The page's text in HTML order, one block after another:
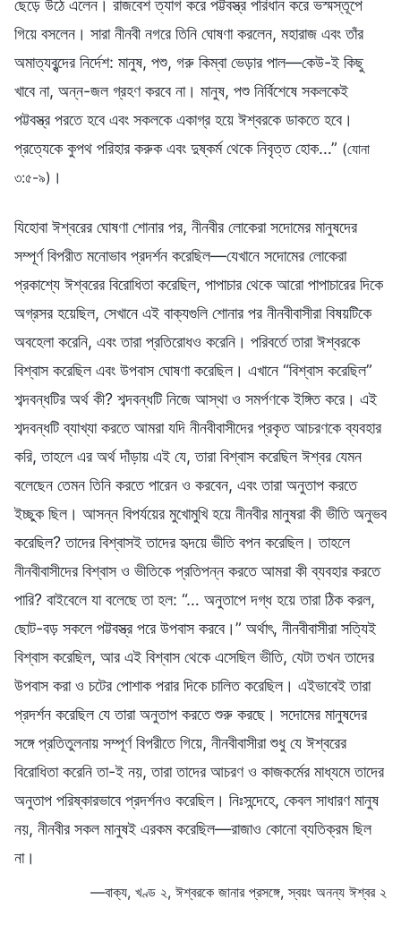
ছেড়ে উঠে এলেন। রাজবেশ ত্যাগ করে পট্টবস্ত্র পরিধান করে ভস্মস্তূপে
গিয়ে বসলেন। সারা নীনবী নগরে তিনি ঘোষণা করলেন, মহারাজ এবং তাঁর
অমাত্যবৃন্দের নির্দেশ: মানুষ, পশু, গরু কিম্বা ভেড়ার পাল—কেউ-ই কিছু
খাবে না, অন্ন-জল গ্রহণ করবে না। মানুষ, পশু নির্বিশেষে সকলকেই
পট্টবস্ত্র পরতে হবে এবং সকলকে একাগ্র হয়ে ঈশ্বরকে ডাকতে হবে।
প্রত্যেকে কুপথ পরিহার করুক এবং দুষ্কর্ম থেকে নিবৃত্ত হোক…” (যোনা
৩:৫-৯) ।
যিহোবা ঈশ্বরের ঘোষণা শোনার পর, নীনবীর লোকেরা সদোমের মানুষদের
সম্পূর্ণ বিপরীত মনোভাব প্রদর্শন করেছিল—যেখানে সদোমের লোকেরা
প্রকাশ্যে ঈশ্বরের বিরোধিতা করেছিল, পাপাচার থেকে আরো পাপাচারের দিকে
অগ্রসর হয়েছিল, সেখানে এই বাক্যগুলি শোনার পর নীনবীবাসীরা বিষয়টিকে
অবহেলা করেনি, এবং তারা প্রতিরোধও করেনি। পরিবর্তে তারা ঈশ্বরকে
বিশ্বাস করেছিল এবং উপবাস ঘোষণা করেছিল। এখানে “বিশ্বাস করেছিল”
শব্দবন্ধটির অর্থ কী? শব্দবন্ধটি নিজে আস্থা ও সমর্পণকে ইঙ্গিত করে। এই
শব্দবন্ধটি ব্যাখ্যা করতে আমরা যদি নীনবীবাসীদের প্রকৃত আচরণকে ব্যবহার
করি, তাহলে এর অর্থ দাঁড়ায় এই যে, তারা বিশ্বাস করেছিল ঈশ্বর যেমন
বলেছেন তেমন তিনি করতে পারেন ও করবেন, এবং তারা অনুতাপ করতে
ইচ্ছুক ছিল। আসন্ন বিপর্যয়ের মুখোমুখি হয়ে নীনবীর মানুষরা কী ভীতি অনুভব
করেছিল? তাদের বিশ্বাসই তাদের হৃদয়ে ভীতি বপন করেছিল। তাহলে
নীনবীবাসীদের বিশ্বাস ও ভীতিকে প্রতিপন্ন করতে আমরা কী ব্যবহার করতে
পারি? বাইবেলে যা বলেছে তা হল: “… অনুতাপে দগ্ধ হয়ে তারা ঠিক করল,
ছোট-বড় সকলে পট্টবস্ত্র পরে উপবাস করবে।” অর্থাৎ, নীনবীবাসীরা সত্যিই
বিশ্বাস করেছিল, আর এই বিশ্বাস থেকে এসেছিল ভীতি, যেটা তখন তাদের
উপবাস করা ও চটের পোশাক পরার দিকে চালিত করেছিল। এইভাবেই তারা
প্রদর্শন করেছিল যে তারা অনুতাপ করতে শুরু করছে। সদোমের মানুষদের
সঙ্গে প্রতিতুলনায় সম্পূর্ণ বিপরীতে গিয়ে, নীনবীবাসীরা শুধু যে ঈশ্বরের
বিরোধিতা করেনি তা-ই নয়, তারা তাদের আচরণ ও কাজকর্মের মাধ্যমে তাদের
অনুতাপ পরিষ্কারভাবে প্রদর্শনও করেছিল। নিঃসন্দেহে, কেবল সাধারণ মানুষ
নয়, নীনবীর সকল মানুষই এরকম করেছিল—রাজাও কোনো ব্যতিক্রম ছিল
না।
—বাক্য, খণ্ড ২, ঈশ্বরকে জানার প্রসঙ্গে, স্বয়ং অনন্য ঈশ্বর ২